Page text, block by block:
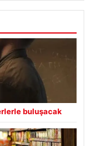
buluşacak